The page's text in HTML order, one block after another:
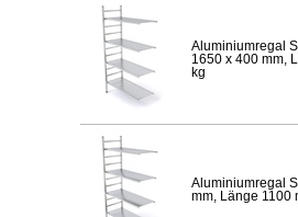
Aluminiumregal
1650 x 400 mm,
kg
Aluminiumregal
mm, Länge 1100